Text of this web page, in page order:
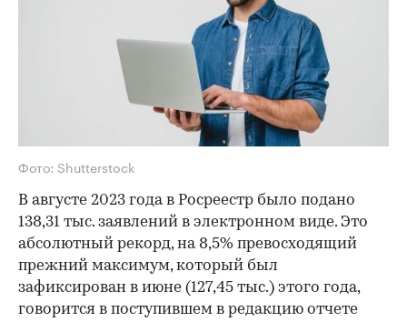
Фото: Shutterstock
В августе 2023 года в Росреестр было подано
138,31 тыс. заявлений в электронном виде. Это
абсолютный рекорд, на 8,5% превосходящий
прежний максимум, который был
зафиксирован в июне (127,45 тыс.) этого года,
говорится в поступившем в редакцию отчете